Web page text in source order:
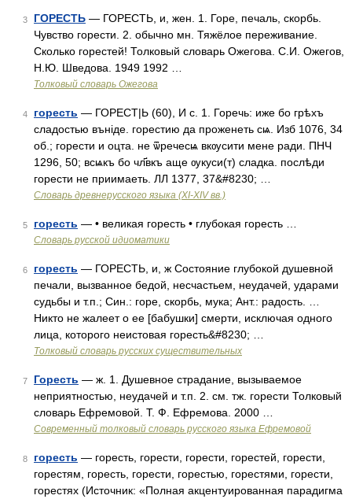
3 ГОРЕСТЬ — ГОРЕСТЬ, и, жен. 1. Горе, печаль, скорбь.
Чувство горести. 2. обычно мн. Тяжёлое переживание.
Сколько горестей! Толковый словарь Ожегова. С.И. Ожегов,
Н.Ю. Шведова. 1949 1992 …
Толковый словарь Ожегова
4 горесть — ГОРЕСТ|Ь (60), И с. 1. Горечь: иже бо грѣхъ
сладостью въніде. горестию да проженеть сѩ. Изб 1076, 34
об.; горести и оцта. не ѿречесѩ вкѹсити мене ради. ПНЧ
1296, 50; всѩкъ бо чл҃вкъ аще ѹкуси(т) сладка. послѣди
горести не приимаеть. ЛЛ 1377, 37&#8230; …
Словарь древнерусского языка (XI-XIV вв.)
5 горесть — • великая горесть • глубокая горесть …
Словарь русской идиоматики
6 горесть — ГОРЕСТЬ, и, ж Состояние глубокой душевной
печали, вызванное бедой, несчастьем, неудачей, ударами
судьбы и т.п.; Син.: горе, скорбь, мука; Ант.: радость. …
Никто не жалеет о ее [бабушки] смерти, исключая одного
лица, которого неистовая горесть&#8230; …
Толковый словарь русских существительных
7 Горесть — ж. 1. Душевное страдание, вызываемое
неприятностью, неудачей и т.п. 2. см. тж. горести Толковый
словарь Ефремовой. Т. Ф. Ефремова. 2000 …
Современный толковый словарь русского языка Ефремовой
8 горесть — горесть, горести, горести, горестей, горести,
горестям, горесть, горести, горестью, горестями, горести,
горестях (Источник: «Полная акцентуированная парадигма